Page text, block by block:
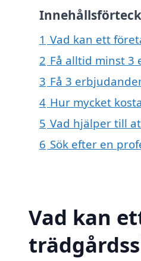
1 Vad kan ett
2 Få alltid minst 3
3 Få 3
4 Hur mycket
5 Vad hjälper till
6 Sök efter en
Vad kan